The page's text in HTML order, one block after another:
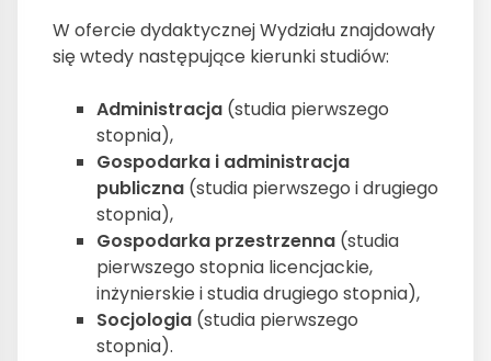
W ofercie dydaktycznej Wydziału znajdowały
się wtedy następujące kierunki studiów:
Administracja (studia pierwszego
stopnia),
Gospodarka i administracja
publiczna (studia pierwszego i drugiego
stopnia),
Gospodarka przestrzenna (studia
pierwszego stopnia licencjackie,
inżynierskie i studia drugiego stopnia),
Socjologia (studia pierwszego
stopnia).